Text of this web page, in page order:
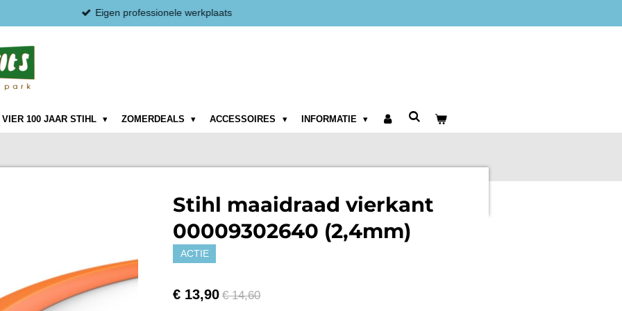
Eigen professionele werkplaats
VIER 100 JAAR STIHL ZOMERDEALS ACCESSOIRES INFORMATIE
Stihl maaidraad vierkant
00009302640 (2,4mm)
ACTIE
€ 13,90 € 14,60